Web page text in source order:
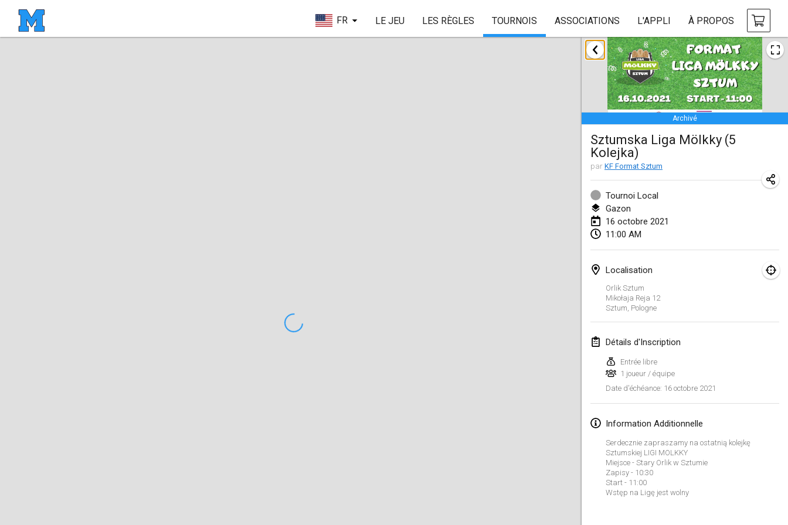
FR LE JEU LES RÈGLES TOURNOIS ASSOCIATIONS L'APPLI À PROPOS
Archivé
Sztumska Liga Mölkky (5
Kolejka)
par KF Format Sztum
Tournoi Local
Gazon
16 octobre 2021
11:00 AM
Localisation
Orlik Sztum
Mikołaja Reja 12
Sztum Pologne
Détails d'Inscription
Entrée libre
1 joueur / équipe
Date d'échéance: 16 octobre 2021
Information Additionnelle
Serdecznie zapraszamy na ostatnią kolejkę
Sztumskiej LIGI MOLKKY
Miejsce - Stary Orlik w Sztumie
Zapisy - 10:30
Start - 11:00
Wstęp na Ligę jest wolny
février 2021
SM HalliMölkky - Finnish Championship
13 févr. 2021|Finlande
Tournoi d'adresse "couvre feu"
19 févr. 2021|France
Australian Finska Championship
20 févr. 2021|Australie
mars 2021
Grand Prix de la Sarthe
6 mars 2021|France
ANNULÉ
20 mars 2021
avril 2021
9 avr. 2021
ANNULÉ
Indoor de la CASAS
10 avr. 2021|République tchèque
ANNULÉ
Doublette du Molkkamis
24 avr. 2021|Belgique